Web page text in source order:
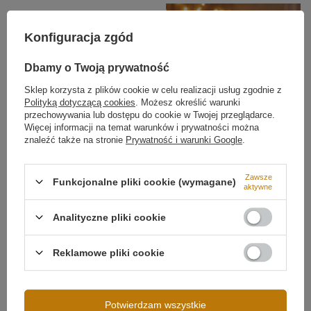
Możliwość ściemniania Ściemnianie pilotem
Konfiguracja zgód
Dbamy o Twoją prywatność
Sklep korzysta z plików cookie w celu realizacji usług zgodnie z
Polityką dotyczącą cookies . Możesz określić warunki
przechowywania lub dostępu do cookie w Twojej przeglądarce.
Więcej informacji na temat warunków i prywatności można
znaleźć także na stronie Prywatność i warunki Google
Funkcjonalne pliki cookie (wymagane)
Zawsze
aktywne
Analityczne pliki cookie
Reklamowe pliki cookie
Potwierdzam wszystkie